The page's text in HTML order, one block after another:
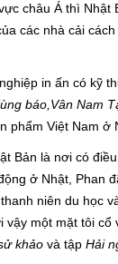
châu Á thì Nhật
các nhà cải
in ấn có kỹ
báo,Vân Nam
phẩm Việt Nam ở
Bản là nơi có
ở Nhật, Phan
niên du học
vậy một mặt tôi
khảo và tập Hải